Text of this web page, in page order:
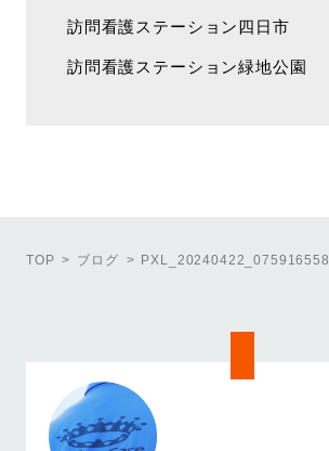
訪問看護ステーション四日市
訪問看護ステーション緑地公園
TOP ブログ PXL_20240422_075916558